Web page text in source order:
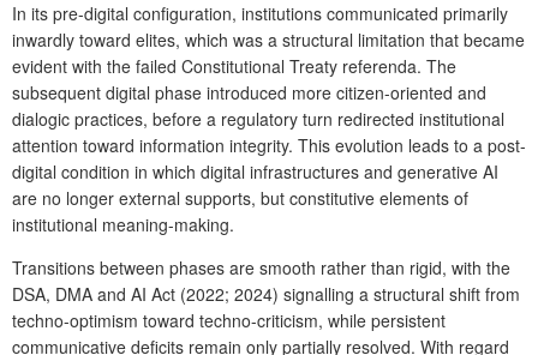
In its pre-digital configuration, institutions communicated primarily
inwardly toward elites, which was a structural limitation that became
evident with the failed Constitutional Treaty referenda. The
subsequent digital phase introduced more citizen-oriented and
dialogic practices, before a regulatory turn redirected institutional
attention toward information integrity. This evolution leads to a post-
digital condition in which digital infrastructures and generative AI
are no longer external supports, but constitutive elements of
institutional meaning-making.
Transitions between phases are smooth rather than rigid, with the
DSA, DMA and AI Act (2022; 2024) signalling a structural shift from
techno-optimism toward techno-criticism, while persistent
communicative deficits remain only partially resolved. With regard